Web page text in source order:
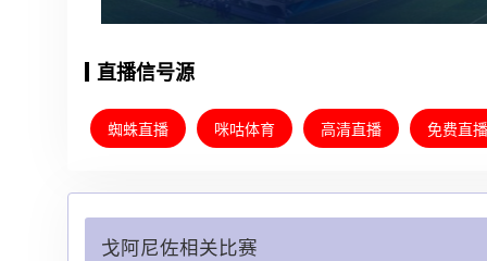
直播信号源
蜘蛛直播 咪咕体育 高清直播 免费直播
戈阿尼佐相关比赛